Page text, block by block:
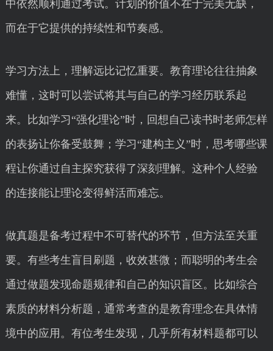
中依然顺利通过考试。计划的价值不在于完美无缺，
而在于它提供的持续性和节奏感。
学习方法上，理解远比记忆重要。教育理论往往抽象
难懂，这时可以尝试将其与自己的学习经历联系起
来。比如学习“强化理论”时，回想自己读书时老师怎样
的表扬让你备受鼓舞；学习“建构主义”时，思考哪些课
程让你通过自主探究获得了深刻理解。这种个人经验
的连接能让理论变得鲜活而难忘。
做真题是备考过程中不可替代的环节，但方法至关重
要。有些考生盲目刷题，收效甚微；而聪明的考生会
通过做题发现命题规律和自己的知识盲区。比如综合
素质的材料分析题，通常考查的是教育理念在具体情
境中的应用。有位考生发现，几乎所有材料题都可以